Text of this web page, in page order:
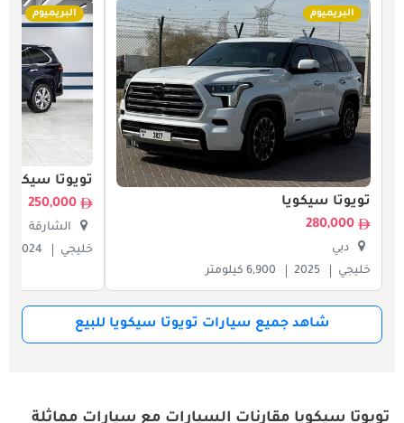
البريميوم
تويوتا سيكويا
280,000
دبي
خليجي
2025 6,900 كيلومتر
البريميوم
تويوتا سيكويا
250,000
الشارقة
خليجي
2024
شاهد جميع سيارات تويوتا سيكويا للبيع
تويوتا سيكويا مقارنات السيارات مع سيارات مماثلة